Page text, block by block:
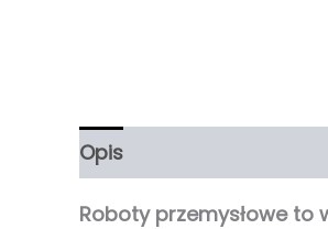
Opis
Roboty przemysłowe to